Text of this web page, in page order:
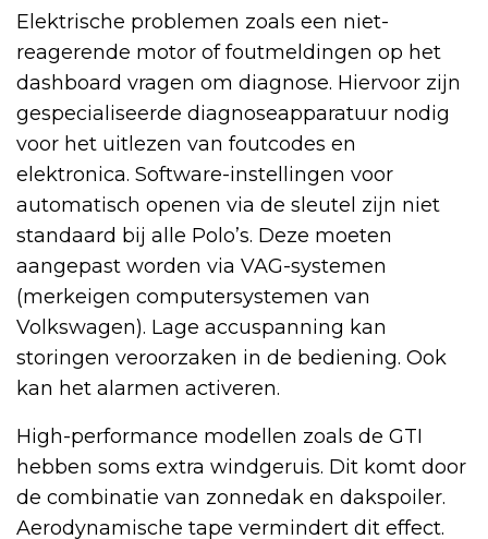
Elektrische problemen zoals een niet-
reagerende motor of foutmeldingen op het
dashboard vragen om diagnose. Hiervoor zijn
gespecialiseerde diagnoseapparatuur nodig
voor het uitlezen van foutcodes en
elektronica. Software-instellingen voor
automatisch openen via de sleutel zijn niet
standaard bij alle Polo’s. Deze moeten
aangepast worden via VAG-systemen
(merkeigen computersystemen van
Volkswagen). Lage accuspanning kan
storingen veroorzaken in de bediening. Ook
kan het alarmen activeren.
High-performance modellen zoals de GTI
hebben soms extra windgeruis. Dit komt door
de combinatie van zonnedak en dakspoiler.
Aerodynamische tape vermindert dit effect.